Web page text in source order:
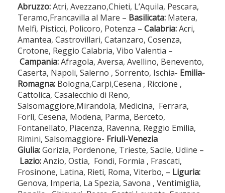
Abruzzo:Atri, Avezzano,Chieti, L’Aquila, Pescara,
Teramo,Francavilla al Mare – Basilicata: Matera,
Melfi, Pisticci, Policoro, Potenza – Calabria:Acri,
Amantea, Castrovillari, Catanzaro, Cosenza,
Crotone, Reggio Calabria, Vibo Valentia –
Campania:Afragola, Aversa, Avellino, Benevento,
Caserta, Napoli, Salerno , Sorrento, Ischia- Emilia-
Romagna: Bologna,Carpi,Cesena , Riccione ,
Cattolica, Casalecchio di Reno,
Salsomaggiore,Mirandola, Medicina, Ferrara,
Forlì, Cesena, Modena, Parma, Berceto,
Fontanellato, Piacenza, Ravenna, Reggio Emilia,
Rimini, Salsomaggiore- Friuli-Venezia
Giulia:Gorizia, Pordenone, Trieste, Sacile, Udine –
Lazio:Anzio, Ostia, Fondi, Formia , Frascati,
Frosinone, Latina, Rieti, Roma, Viterbo, – Liguria:
Genova, Imperia, La Spezia, Savona , Ventimiglia,